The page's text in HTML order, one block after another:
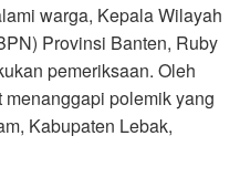
warga, Kepala Wilayah
Provinsi Banten, Ruby
pemeriksaan. Oleh
polemik yang
Kabupaten Lebak,